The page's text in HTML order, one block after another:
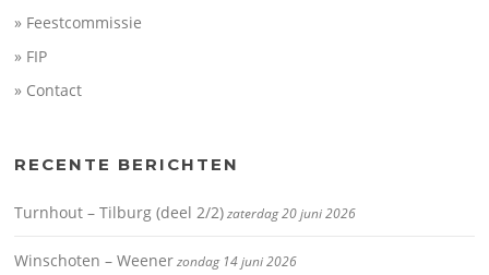
» Feestcommissie
» FIP
» Contact
RECENTE BERICHTEN
Turnhout – Tilburg (deel 2/2)zaterdag 20 juni 2026
Winschoten – Weenerzondag 14 juni 2026